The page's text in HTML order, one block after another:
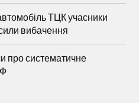
ТЦК учасники
вибачення
про систематичне